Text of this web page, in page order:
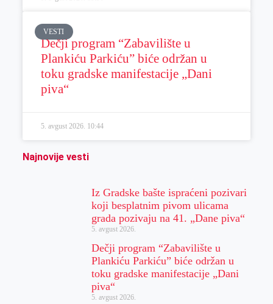
VESTI
Dečji program “Zabavilište u
Plankiću Parkiću” biće održan u
toku gradske manifestacije „Dani
piva“
5. avgust 2026. 10:44
Najnovije vesti
Iz Gradske bašte ispraćeni pozivari
koji besplatnim pivom ulicama
grada pozivaju na 41. „Dane piva“
5. avgust 2026.
Dečji program “Zabavilište u
Plankiću Parkiću” biće održan u
toku gradske manifestacije „Dani
piva“
5. avgust 2026.